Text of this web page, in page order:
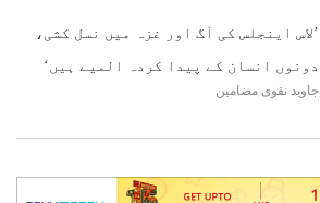
’لاس اینجلس کی آگ اور غزہ میں نسل کشی،
دونوں انسان کے پیدا کردہ المیے ہیں‘
جاوید نقوی مضامین